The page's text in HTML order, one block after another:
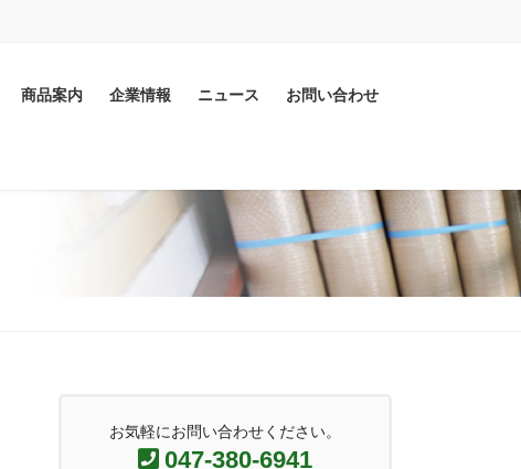
商品案内 企業情報 ニュース お問い合わせ
お気軽にお問い合わせください。
047-380-6941